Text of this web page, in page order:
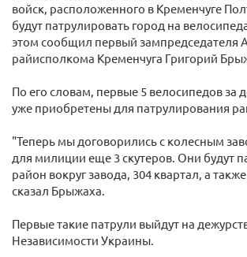
войск, расположенного в Кременчуге
будут патрулировать город на
этом сообщил первый зампредседателя
райисполкома Кременчуга Григорий
По его словам, первые 5 велосипедов за
уже приобретены для патрулирования
"Теперь мы договорились с колесным
для милиции еще 3 скутеров. Они будут
район вокруг завода, 304 квартал, а
сказал Брыжаха.
Первые такие патрули выйдут на
Независимости Украины.